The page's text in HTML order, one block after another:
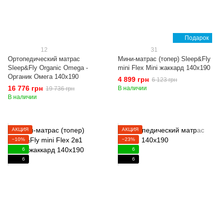
12
Ортопедический матрас
Sleep&Fly Organic Omega -
Органик Омега 140x190
16 776 грн 19 736 грн
В наличии
Подарок
31
Мини-матрас (топер) Sleep&Fly
mini Flex Mini жаккард 140x190
4 899 грн 6 123 грн
В наличии
АКЦИЯ
−10%
6
6
АКЦИЯ
−23%
6
6